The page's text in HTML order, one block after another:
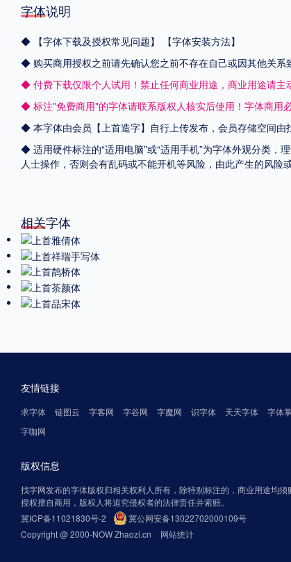
字体说明
◆ 【字体下载及授权常见问题】
【字体安装方法】
◆ 购买商用授权之前请先确认您之前不存在自己或因其他关系
◆ 付费下载仅限个人试用！禁止任何商业用途，商业用途请主
◆ 标注"免费商用"的字体请联系版权人核实后使用！字体商用
◆ 本字体由会员【 上首造字】自行上传发布，会员存储空间由
◆ 适用硬件标注的“适用电脑”或“适用手机”为字体外观分类
人士操作，否则会有乱码或不能开机等风险，由此产生的风险
相关字体
友情链接
求字体 链图云 字客网 字谷网 字魔网 识字体 天天字体 字体
字咖网
版权信息
找字网发布的字体版权归相关权利人所有，除特别标注的，商业用途均须
授权擅自商用，版权人将追究侵权者的法律责任并索赔。
冀ICP备11021830号-2
冀公网安备13022702000109号
Copyright @ 2000-NOW Zhaozi.cn
网站统计